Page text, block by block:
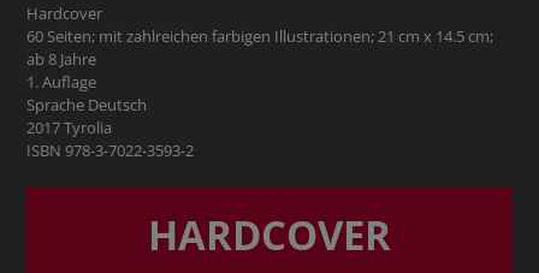
Hardcover
60 Seiten; mit zahlreichen farbigen Illustrationen; 21 cm x 14.5 cm;
ab 8 Jahre
1. Auflage
Sprache Deutsch
2017 Tyrolia
ISBN 978-3-7022-3593-2
HARDCOVER